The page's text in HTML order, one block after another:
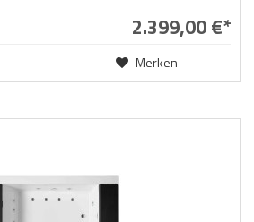
2.399,00 €*
Merken